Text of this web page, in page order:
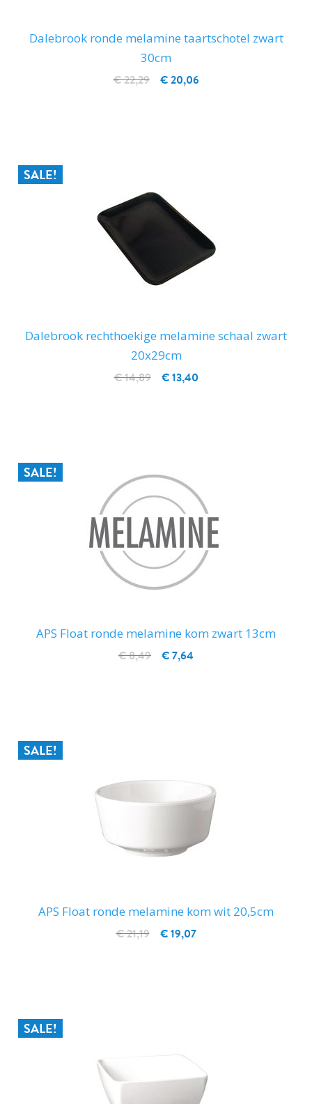
Dalebrook ronde melamine taartschotel zwart
30cm
€ 20,06
€ 22,29
SALE!
Dalebrook rechthoekige melamine schaal zwart
20x29cm
€ 13,40
€ 14,89
SALE!
APS Float ronde melamine kom zwart 13cm
€ 7,64
€ 8,49
SALE!
APS Float ronde melamine kom wit 20,5cm
€ 19,07
€ 21,19
SALE!